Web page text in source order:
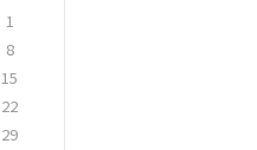
1
8
15
22
29